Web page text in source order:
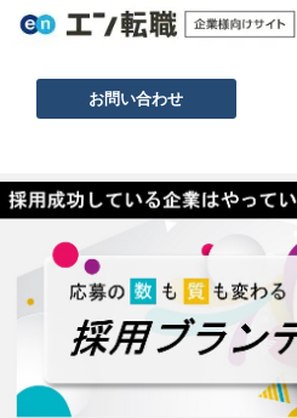
お問い合わせ
採用ノウ
採用事
セミナー
お役立ち